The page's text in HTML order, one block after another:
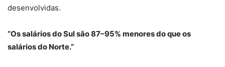
desenvolvidas.
“Os salários do Sul são 87–95% menores do que os
salários do Norte.”